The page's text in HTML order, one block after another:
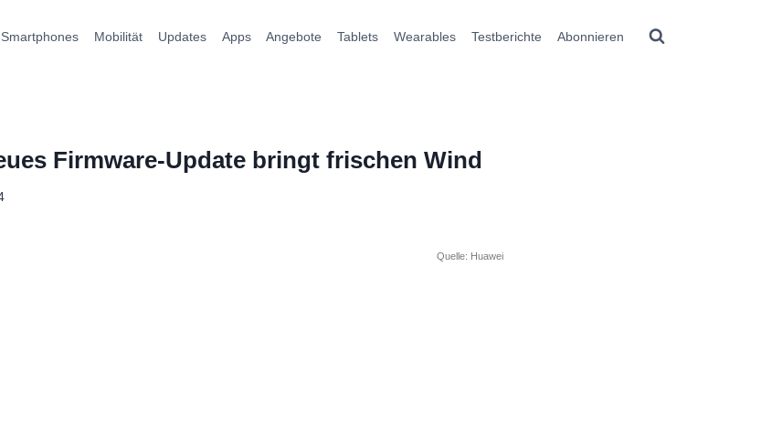
Smartphones Mobilität Updates Apps Angebote Tablets Wearables Testberichte Abonnieren
Firmware-Update bringt frischen Wind
Quelle: Huawei